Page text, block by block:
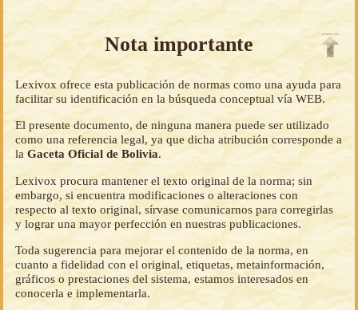
Nota importante
Lexivox ofrece esta publicación de normas como una ayuda para
facilitar su identificación en la búsqueda conceptual vía WEB.
El presente documento, de ninguna manera puede ser utilizado
como una referencia legal, ya que dicha atribución corresponde a
laGaceta Oficial de Bolivia.
Lexivox procura mantener el texto original de la norma; sin
embargo, si encuentra modificaciones o alteraciones con
respecto al texto original, sírvase comunicarnos para corregirlas
y lograr una mayor perfección en nuestras publicaciones.
Toda sugerencia para mejorar el contenido de la norma, en
cuanto a fidelidad con el original, etiquetas, metainformación,
gráficos o prestaciones del sistema, estamos interesados en
conocerla e implementarla.